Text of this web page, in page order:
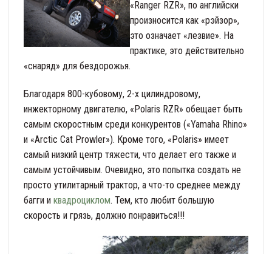
«Ranger RZR», по английски
произносится как «рэйзор»,
это означает «лезвие». На
практике, это действительно
«снаряд» для бездорожья.
Благодаря 800-кубовому, 2-х цилиндровому,
инжекторному двигателю, «Polaris RZR» обещает быть
самым скоростным среди конкурентов («Yamaha Rhino»
и «Arctic Cat Prowler»). Кроме того, «Polaris» имеет
самый низкий центр тяжести, что делает его также и
самым устойчивым. Очевидно, это попытка создать не
просто утилитарный трактор, а что-то среднее между
багги и квадроциклом. Тем, кто любит большую
скорость и грязь, должно понравиться!!!